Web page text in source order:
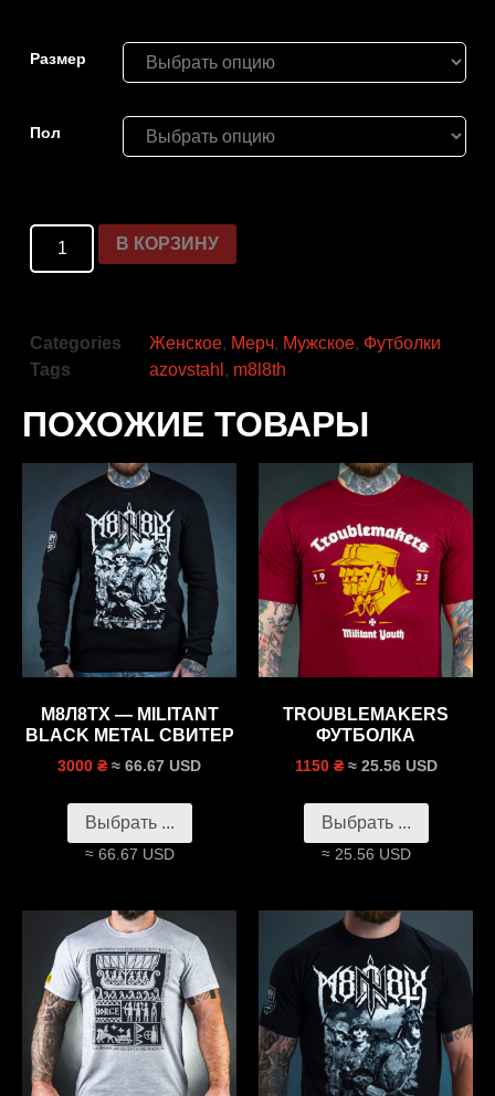
Размер
Пол
В КОРЗИНУ
Categories Женское, Мерч, Мужское, Футболки
Tags
azovstahl , m8l8th
ПОХОЖИЕ ТОВАРЫ
M8Л8ТХ — MILITANT
BLACK METAL СВИТЕР
3000 ₴ ≈ 66.67 USD
Выбрать ...
≈ 66.67 USD
TROUBLEMAKERS
ФУТБОЛКА
1150 ₴ ≈ 25.56 USD
Выбрать ...
≈ 25.56 USD